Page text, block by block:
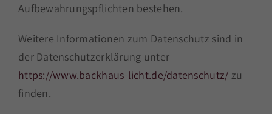
Aufbewahrungspflichten bestehen.
Weitere Informationen zum Datenschutz sind in
der Datenschutzerklärung unter
https://www.backhaus-licht.de/datenschutz/ zu
finden.